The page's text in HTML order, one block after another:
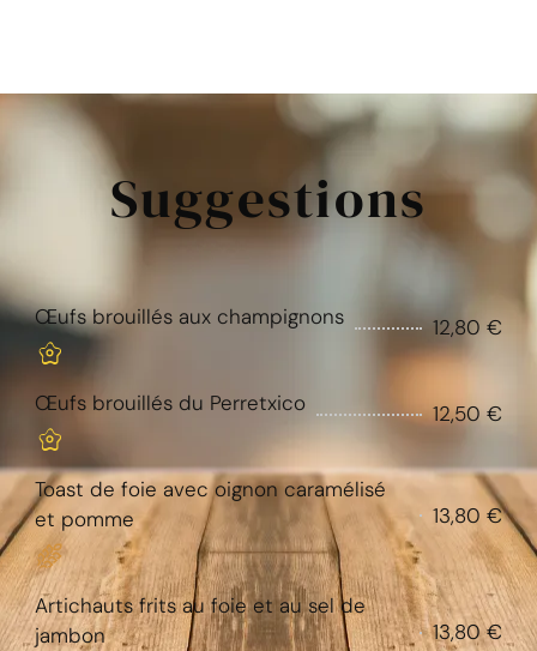
Suggestions
Œufs brouillés aux champignons 12,80 €
Œufs brouillés du Perretxico 12,50 €
Toast de foie avec oignon caramélisé
et pomme
13,80 €
Artichauts frits au foie et au sel de
jambon
13,80 €